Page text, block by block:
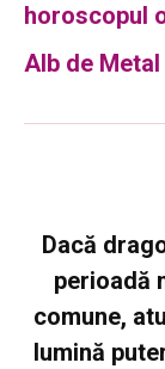
horoscopul
Alb de Metal
Dacă
perioadă
comune,
lumină